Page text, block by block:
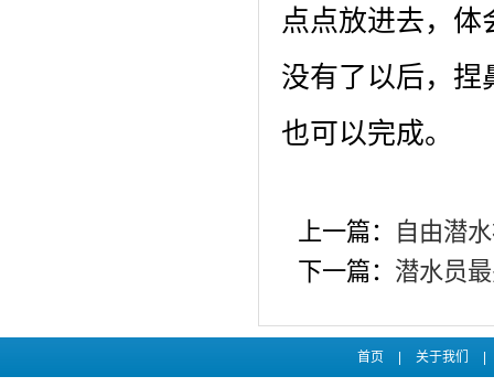
点点放进去，体
没有了以后，捏
也可以完成。
上一篇：
自由潜
下一篇： 潜水员
首页 关于我们